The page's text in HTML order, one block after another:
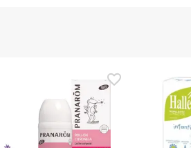
do produktu przed jego
zwrócić produkt, postępując